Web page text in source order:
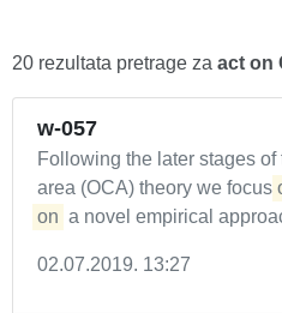
20 rezultata pretrage za act on
w-057
Following the later stages
area (OCA) theory we focus
on a novel empirical
02.07.2019. 13:27